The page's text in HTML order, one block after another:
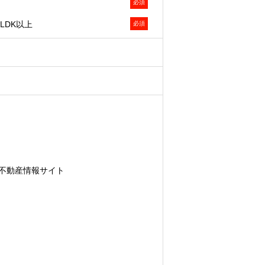
し、お客様の属性・興味関心を推
等を推定した上での案内を含み
す。
、ならびに弊社および弊社のグル
下「Cookie等」といいます）によ
必須
以上 必須
動産情報サイト